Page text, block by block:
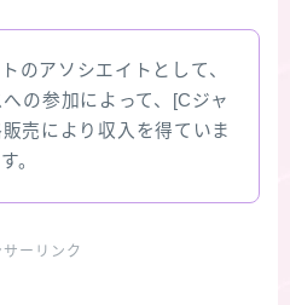
のアソシエイトとして、
の参加によって、[Cジャ
売により収入を得ていま
す。
ーリンク